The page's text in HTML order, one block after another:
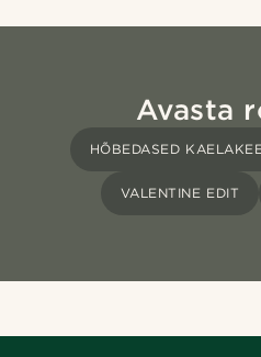
Avasta
HÕBEDASED
VALENTINE EDIT